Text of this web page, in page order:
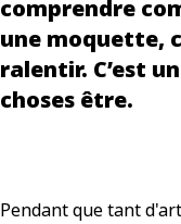
comprendre
une moquette,
ralentir. C’est
choses être.
Pendant que tant